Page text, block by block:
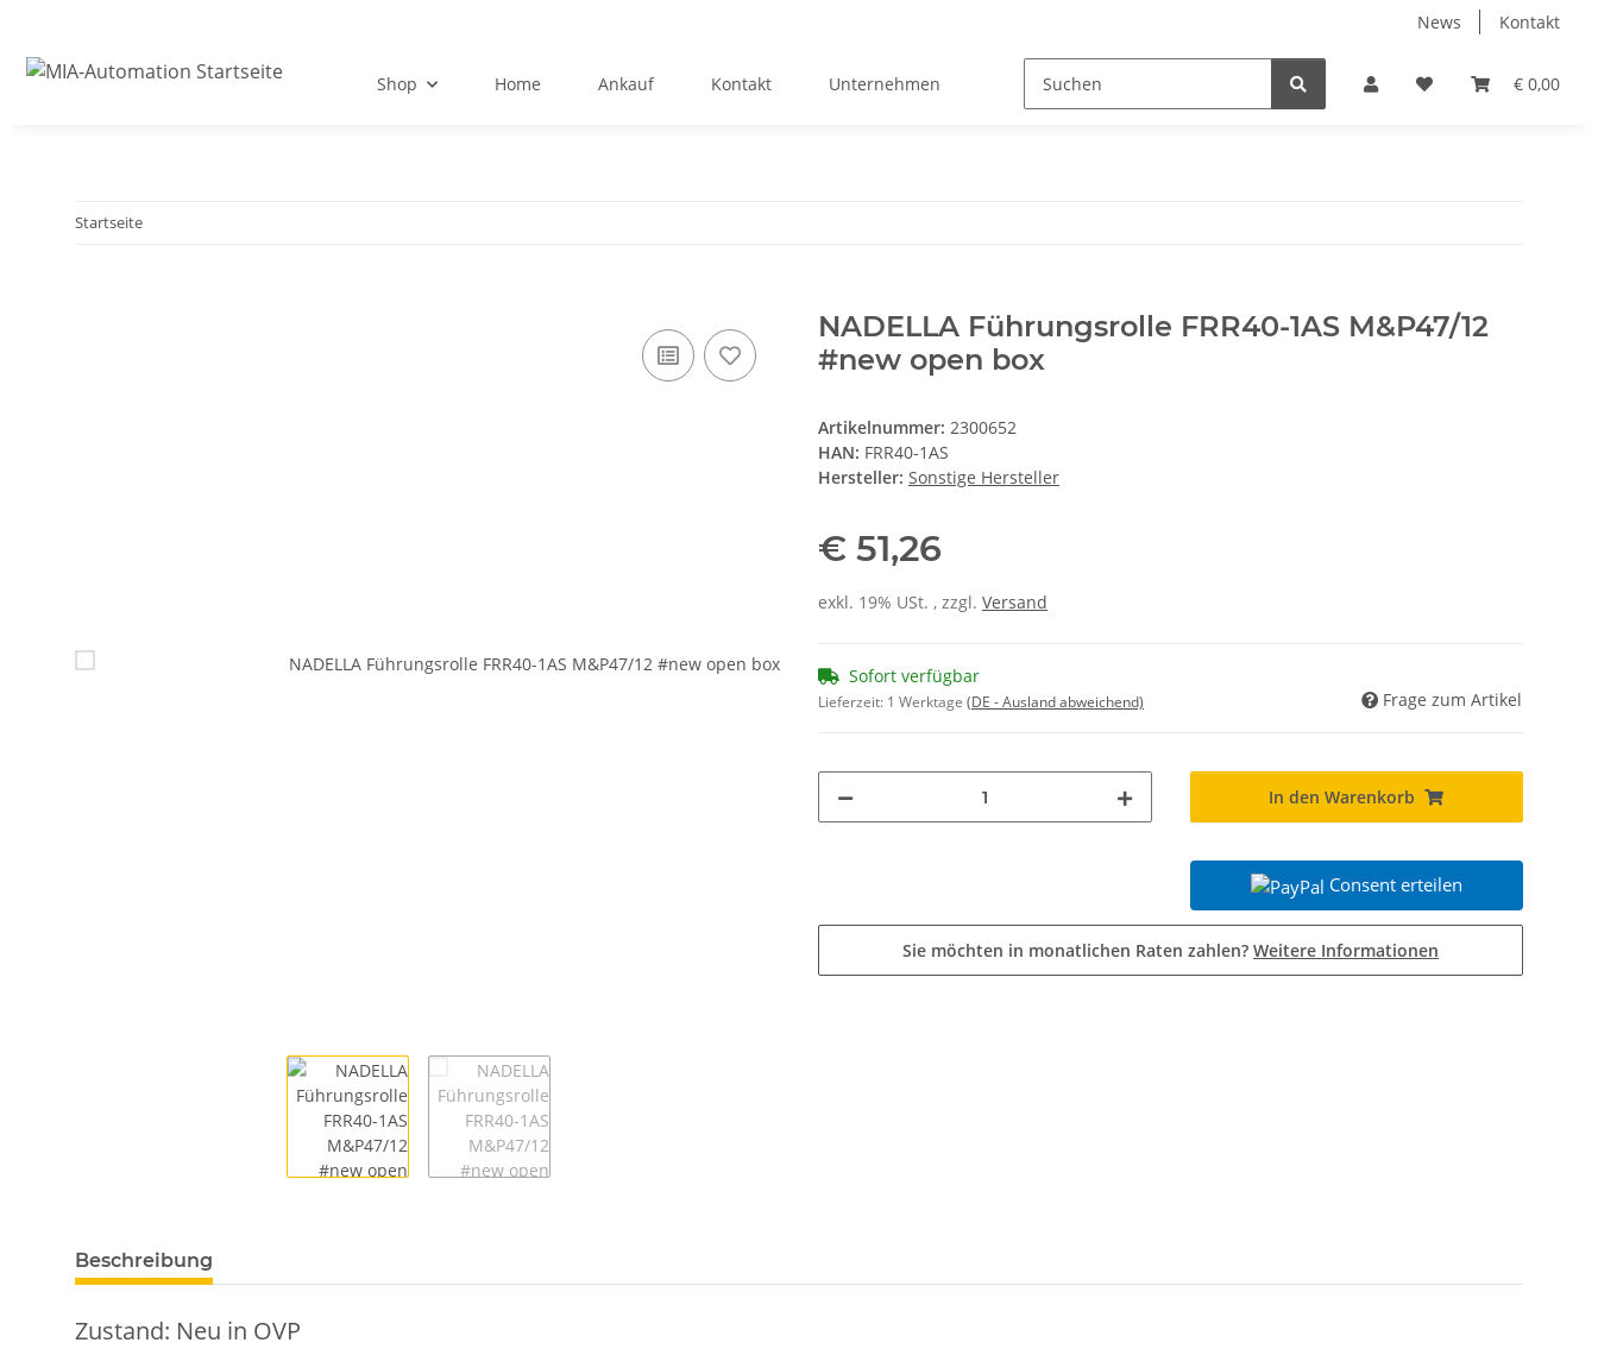
News Kontakt
€ 0,00
Shop Home Ankauf Kontakt Unternehmen
Startseite
NADELLA Führungsrolle FRR40-1AS M&P47/12
#new open box
Artikelnummer: 2300652
HAN: FRR40-1AS
Hersteller: Sonstige Hersteller
€ 51,26
exkl. 19% USt. , zzgl. Versand
Sofort verfügbar
Lieferzeit: 1 Werktage (DE - Ausland abweichend) Frage zum Artikel
In den Warenkorb
Consent erteilen
Sie möchten in monatlichen Raten zahlen? Weitere Informationen
Beschreibung
Zustand: Neu in OVP